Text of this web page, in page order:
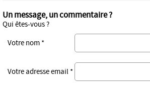
Un message, un commentaire ?
Qui êtes-vous ?
Votre nom *
Votre adresse email *